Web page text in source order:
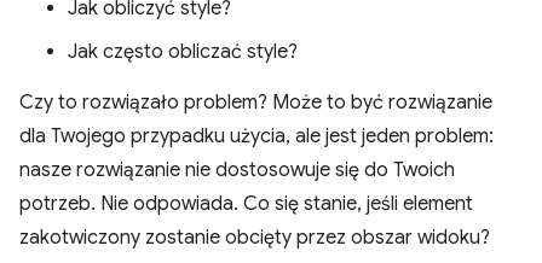
Jak obliczyć style?
Jak często obliczać style?
Czy to rozwiązało problem? Może to być rozwiązanie
dla Twojego przypadku użycia, ale jest jeden problem:
nasze rozwiązanie nie dostosowuje się do Twoich
potrzeb. Nie odpowiada. Co się stanie, jeśli element
zakotwiczony zostanie obcięty przez obszar widoku?